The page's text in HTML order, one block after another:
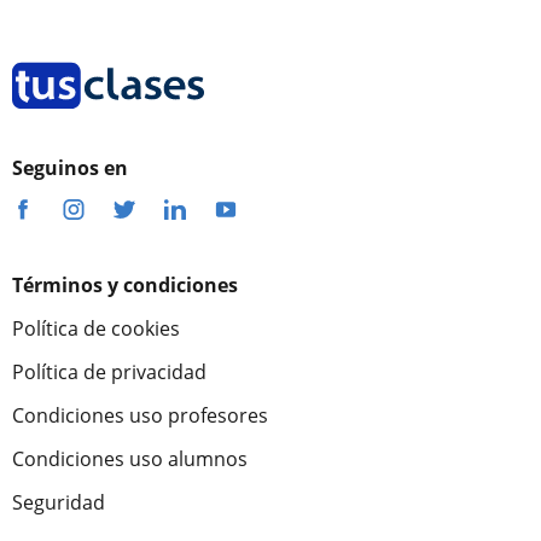
Seguinos en
Términos y condiciones
Política de cookies
Política de privacidad
Condiciones uso profesores
Condiciones uso alumnos
Seguridad